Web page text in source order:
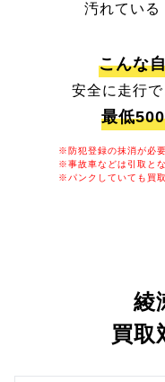
汚れている
こんな
安全に走行
最低
※防犯登録の抹消が必要
※事故車などは引取と
※パンクしていても買
綾
買取